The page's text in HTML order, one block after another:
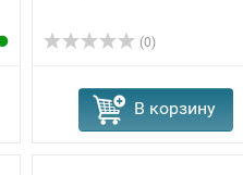
(0)
В корзину